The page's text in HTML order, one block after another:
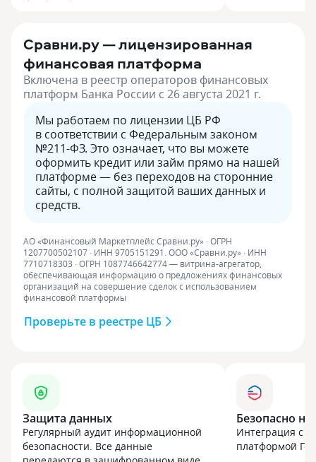
Сравни.ру — лицензированная
финансовая платформа
Включена в реестр операторов финансовых
платформ Банка России с 26 августа 2021 г.
Мы работаем по лицензии ЦБ РФ
в соответствии с Федеральным законом
№211-ФЗ. Это означает, что вы можете
оформить кредит или займ прямо на нашей
платформе — без переходов на сторонние
сайты, с полной защитой ваших данных и
средств.
АО «Финансовый Маркетплейс Сравни.ру» · ОГРН
1207700502107 · ИНН 9705151291. ООО «Сравни.ру» · ИНН
7710718303 · ОГРН 1087746642774 — витрина-агрегатор,
обеспечивающая информацию о предложениях финансовых
организаций на совершение сделок с использованием
финансовой платформы
Проверьте в реестре ЦБ
Защита данных
Регулярный аудит информационной
безопасности. Все данные
Безопасно
Интеграция с
платформой